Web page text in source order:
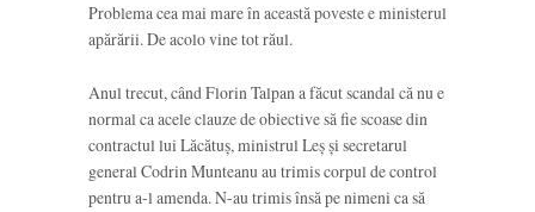
Problema cea mai mare în această poveste e ministerul
apărării. De acolo vine tot răul.
Anul trecut, când Florin Talpan a făcut scandal că nu e
normal ca acele clauze de obiective să fie scoase din
contractul lui Lăcătuș, ministrul Leș și secretarul
general Codrin Munteanu au trimis corpul de control
pentru a-l amenda. N-au trimis însă pe nimeni ca să